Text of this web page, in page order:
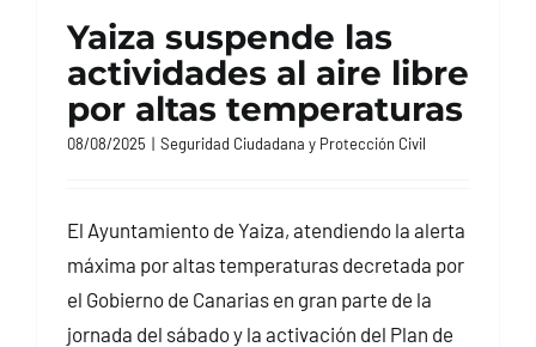
Yaiza suspende las
actividades al aire libre
por altas temperaturas
08/08/2025 | Seguridad Ciudadana y Protección Civil
El Ayuntamiento de Yaiza, atendiendo la alerta
máxima por altas temperaturas decretada por
el Gobierno de Canarias en gran parte de la
jornada del sábado y la activación del Plan de